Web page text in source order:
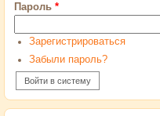
Пароль *
Зарегистрироваться
Забыли пароль?